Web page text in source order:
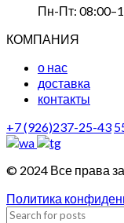
Пн-Пт:
КОМПАНИЯ
о нас
доставка
контакты
+7 (926)237-25-43
© 2024 Все права
Политика